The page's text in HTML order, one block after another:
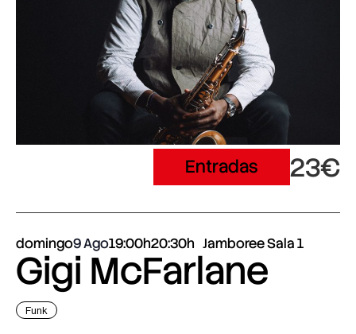
Entradas 23€
domingo9 Ago19:00h20:30h Jamboree Sala 1
Gigi McFarlane
Funk